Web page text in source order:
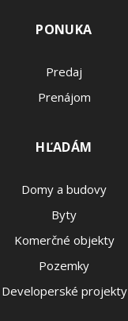
PONUKA
Predaj
Prenájom
HĽADÁM
Domy a budovy
Byty
Komerčné objekty
Pozemky
Developerské projekty